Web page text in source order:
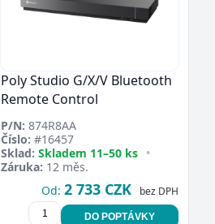
Poly Studio G/X/V Bluetooth
Remote Control
P/N: 874R8AA
Číslo: #16457
Sklad: Skladem 11–50 ks •
Záruka: 12 měs.
Od: 2 733 CZK bez DPH
DO POPTÁVKY